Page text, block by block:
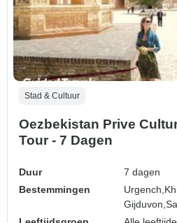
Stad & Cultuur
Oezbekistan Prive
Tour - 7 Dagen
Duur
7 dagen
Bestemmingen
Urgench,
Gijduvon,